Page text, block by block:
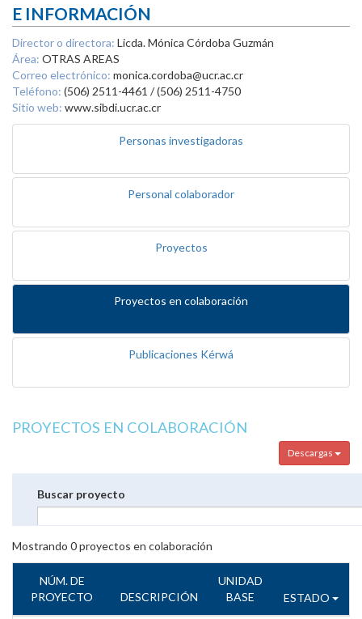
E INFORMACIÓN
Director o directora: Licda. Mónica Córdoba Guzmán
Área: OTRAS AREAS
Correo electrónico: monica.cordoba@ucr.ac.cr
Teléfono: (506) 2511-4461 / (506) 2511-4750
Sitio web: www.sibdi.ucr.ac.cr
Personas investigadoras
Personal colaborador
Proyectos
Proyectos en colaboración
Publicaciones Kérwá
PROYECTOS EN COLABORACIÓN
Descargas
Buscar proyecto
Mostrando 0proyectos en colaboración
NÚM. DE
PROYECTO
DESCRIPCIÓN
UNIDAD
BASE
ESTADO